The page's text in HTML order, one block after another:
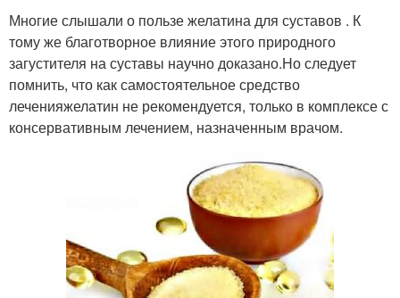
Многие слышали о пользе желатина для суставов . К
тому же благотворное влияние этого природного
загустителя на суставы научно доказано.Но следует
помнить, что как самостоятельное средство
леченияжелатин не рекомендуется, только в комплексе с
консервативным лечением, назначенным врачом.